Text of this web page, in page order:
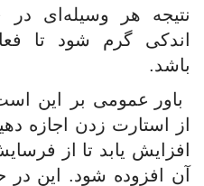
نتیجه هر وسیله‌ای در
اندکی گرم شود تا
باشد.
باور عمومی بر این
از استارت زدن اجازه
افزایش یابد تا از
آن افزوده شود. این